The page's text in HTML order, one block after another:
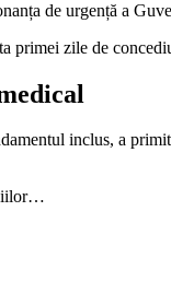
de urgență a
primei zile de
inclus, a